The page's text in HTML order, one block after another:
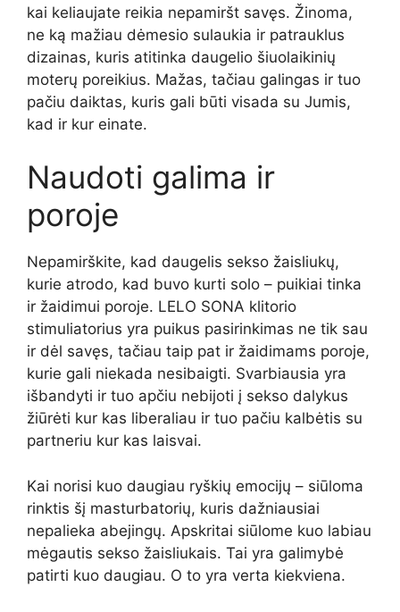
kai keliaujate reikia nepamiršt savęs. Žinoma,
ne ką mažiau dėmesio sulaukia ir patrauklus
dizainas, kuris atitinka daugelio šiuolaikinių
moterų poreikius. Mažas, tačiau galingas ir tuo
pačiu daiktas, kuris gali būti visada su Jumis,
kad ir kur einate.
Naudoti galima ir
poroje
Nepamirškite, kad daugelis sekso žaisliukų,
kurie atrodo, kad buvo kurti solo – puikiai tinka
ir žaidimui poroje. LELO SONA klitorio
stimuliatorius yra puikus pasirinkimas ne tik sau
ir dėl savęs, tačiau taip pat ir žaidimams poroje,
kurie gali niekada nesibaigti. Svarbiausia yra
išbandyti ir tuo apčiu nebijoti į sekso dalykus
žiūrėti kur kas liberaliau ir tuo pačiu kalbėtis su
partneriu kur kas laisvai.
Kai norisi kuo daugiau ryškių emocijų – siūloma
rinktis šį masturbatorių, kuris dažniausiai
nepalieka abejingų. Apskritai siūlome kuo labiau
mėgautis sekso žaisliukais. Tai yra galimybė
patirti kuo daugiau. O to yra verta kiekviena.